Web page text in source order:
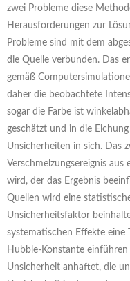
zwei Probleme diese
Herausforderungen zur
Probleme sind mit dem
die Quelle verbunden. Das
gemäß
daher die beobachtete
sogar die Farbe ist
geschätzt und in die
Unsicherheiten in sich. Das
Verschmelzungsereignis
wird, der das Ergebnis
Quellen wird eine
Unsicherheitsfaktor
systematischen Effekte eine
Hubble-Konstante
Unsicherheit anhaftet, die